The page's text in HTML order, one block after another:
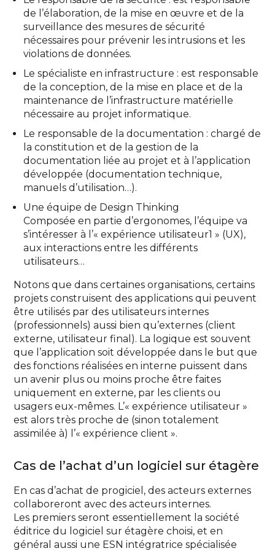
de l’élaboration, de la mise en œuvre et de la
surveillance des mesures de sécurité
nécessaires pour prévenir les intrusions et les
violations de données.
Le spécialiste en infrastructure : est responsable
de la conception, de la mise en place et de la
maintenance de l’infrastructure matérielle
nécessaire au projet informatique.
Le responsable de la documentation : chargé de
la constitution et de la gestion de la
documentation liée au projet et à l’application
développée (documentation technique,
manuels d’utilisation…).
Une équipe de Design Thinking
Composée en partie d’ergonomes, l’équipe va
s’intéresser à l’« expérience utilisateur1 » (UX),
aux interactions entre les différents
utilisateurs…
Notons que dans certaines organisations, certains
projets construisent des applications qui peuvent
être utilisés par des utilisateurs internes
(professionnels) aussi bien qu’externes (client
externe, utilisateur final). La logique est souvent
que l’application soit développée dans le but que
des fonctions réalisées en interne puissent dans
un avenir plus ou moins proche être faites
uniquement en externe, par les clients ou
usagers eux-mêmes. L’« expérience utilisateur »
est alors très proche de (sinon totalement
assimilée à) l’« expérience client ».
Cas de l’achat d’un logiciel sur étagère
En cas d’achat de progiciel, des acteurs externes
collaboreront avec des acteurs internes.
Les premiers seront essentiellement la société
éditrice du logiciel sur étagère choisi, et en
général aussi une ESN intégratrice spécialisée